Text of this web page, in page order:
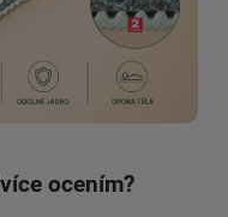
ocením?